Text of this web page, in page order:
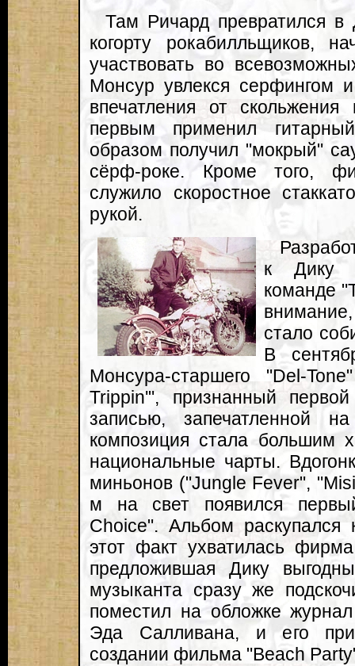
Там Ричард превратился
когорту рокабилльщиков,
участвовать во
Монсур увлекся серфингом
впечатления от
первым применил
образом получил "мокрый"
сёрф-роке. Кроме того,
служило скоростное
рукой.
к Дику
команде
стало
В
Монсура-старшего "Del-
Trippin'", признанный
записью, запечатленной
композиция стала большим
национальные чарты.
миньонов ("Jungle Fever",
м на свет появился
Choice". Альбом раскупался
этот факт ухватилась
предложившая Дику
музыканта сразу же
поместил на обложке
Эда Салливана, и его
создании фильма "Beach